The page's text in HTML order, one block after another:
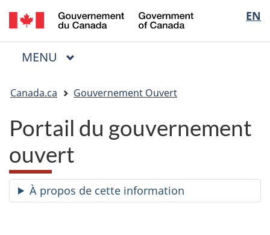
Passer
au
contenu
Passer
à
« Au
Passer
à
la
EN
of
Menu
MENU PRINCIPAL
êtes
ici
Canada.ca Gouvernement Ouvert
Portail du gouvernement
ouvert
À propos de cette information